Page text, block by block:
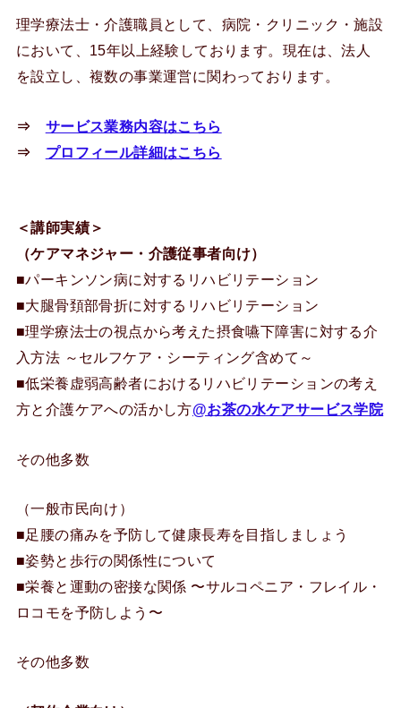
理学療法士・介護職員として、病院・クリニック・施設
において、15年以上経験しております。現在は、法人
を設立し、複数の事業運営に関わっております。
⇒ サービス業務内容はこちら
⇒ プロフィール詳細はこちら
＜講師実績＞
（ケアマネジャー・介護従事者向け）
■パーキンソン病に対するリハビリテーション
■大腿骨頚部骨折に対するリハビリテーション
■理学療法士の視点から考えた摂食嚥下障害に対する介
入方法 ～セルフケア・シーティング含めて～
■低栄養虚弱高齢者におけるリハビリテーションの考え
方と介護ケアへの活かし方@お茶の水ケアサービス学院
その他多数
（一般市民向け）
■足腰の痛みを予防して健康長寿を目指しましょう
■姿勢と歩行の関係性について
■栄養と運動の密接な関係 〜サルコペニア・フレイル・
ロコモを予防しよう〜
その他多数